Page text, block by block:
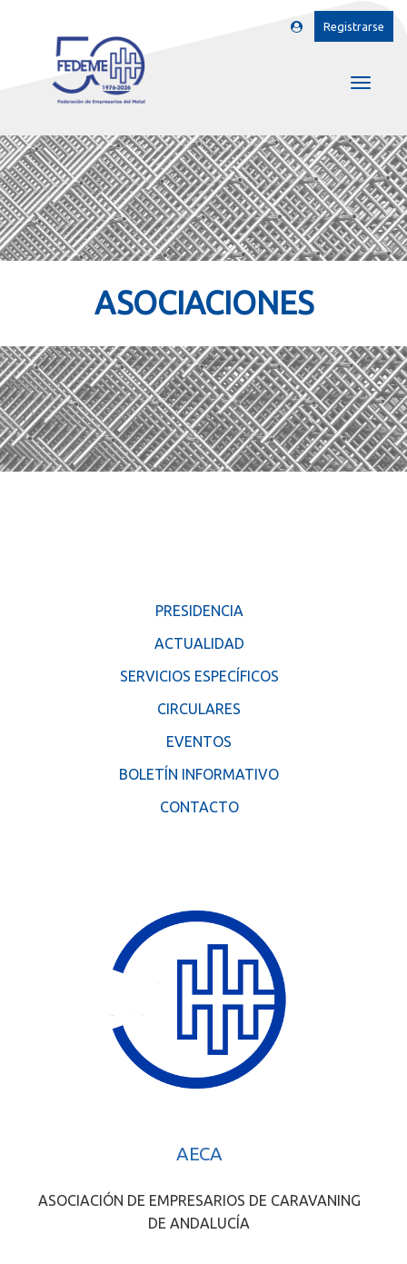
Registrarse
ASOCIACIONES
PRESIDENCIA
ACTUALIDAD
SERVICIOS ESPECÍFICOS
CIRCULARES
EVENTOS
BOLETÍN INFORMATIVO
CONTACTO
AECA
ASOCIACIÓN DE EMPRESARIOS DE CARAVANING
DE ANDALUCÍA